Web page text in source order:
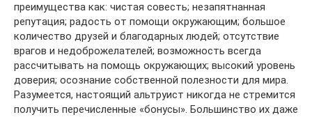
преимущества как: чистая совесть; незапятнанная
репутация; радость от помощи окружающим; большое
количество друзей и благодарных людей; отсутствие
врагов и недоброжелателей; возможность всегда
рассчитывать на помощь окружающих; высокий уровень
доверия; осознание собственной полезности для мира.
Разумеется, настоящий альтруист никогда не стремится
получить перечисленные «бонусы». Большинство их даже